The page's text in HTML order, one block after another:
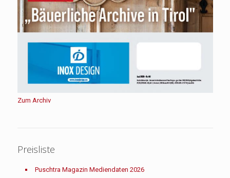
Zum Archiv
Preisliste
Puschtra Magazin Mediendaten 2026